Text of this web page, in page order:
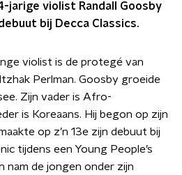
jarige violist Randall Goosby
bij Decca Classics.
violist is de protegé van
Perlman. Goosby groeide
Zijn vader is Afro-
is Koreaans. Hij begon op zijn
op z’n 13e zijn debuut bij
tijdens een Young People’s
nam de jongen onder zijn